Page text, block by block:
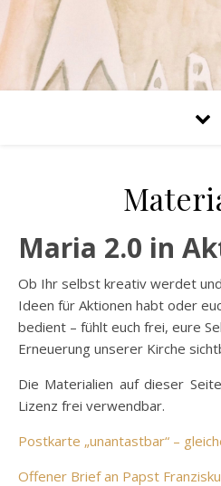
Maria 2.0 in
Ob Ihr selbst kreativ werdet
Ideen für Aktionen habt oder
bedient – fühlt euch frei, eure
Erneuerung unserer Kirche
Die Materialien auf dieser
Lizenz frei verwendbar.
Postkarte „unantastbar“ –
Offener Brief an Papst